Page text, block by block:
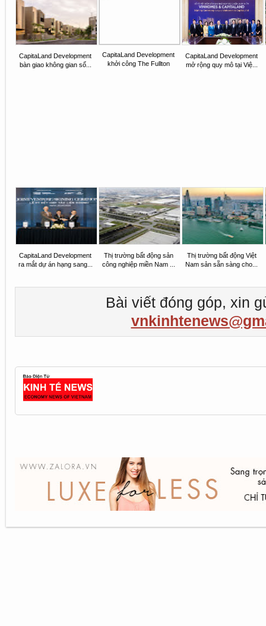
CapitaLand Development
bàn giao không gian số...
CapitaLand Development
khởi công The Fullton
CapitaLand Development
mở rộng quy mô tại Việ...
CapitaLand Development
ra mắt dự án hạng sang...
Thị trường bất động sản
công nghiệp miền Nam ...
Thị trường bất động Việt
Nam sản sẵn sàng cho...
Bài viết đóng góp, xin